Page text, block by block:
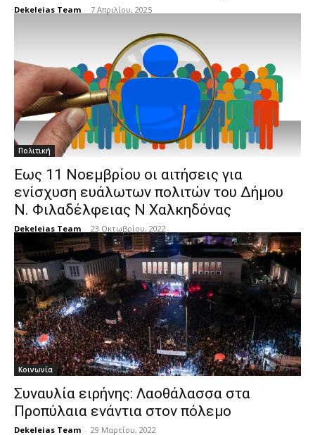
Dekeleias Team - 7 Απριλίου, 2025
Πολιτική
Εως 11 Νοεμβρίου οι αιτήσεις για
ενίσχυση ευάλωτων πολιτών του Δήμου
Ν. Φιλαδέλφειας Ν Χαλκηδόνας
Dekeleias Team - 23 Οκτωβρίου, 2022
Κοινωνία
Συναυλία ειρήνης: Λαοθάλασσα στα
Προπύλαια ενάντια στον πόλεμο
Dekeleias Team - 29 Μαρτίου, 2022